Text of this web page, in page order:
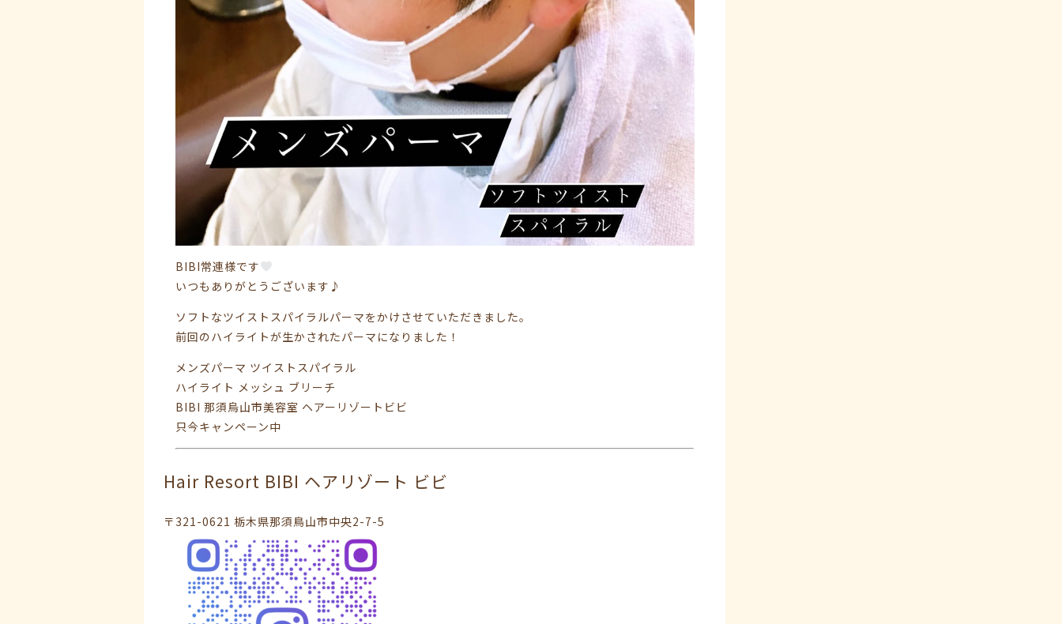
BIBI常連様です
いつもありがとうございます♪
ソフトなツイストスパイラルパーマをかけさせていただきました。
前回のハイライトが生かされたパーマになりました！
メンズパーマ ツイストスパイラル
ハイライト メッシュ ブリーチ
BIBI 那須烏山市美容室 ヘアーリゾートビビ
只今キャンペーン中
Hair Resort BIBI ヘアリゾート ビビ
〒321-0621 栃木県那須鳥山市中央2-7-5